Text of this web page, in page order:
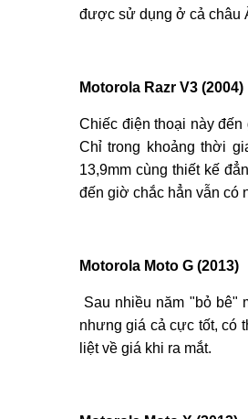
được sử dụng ở cả châu
Motorola Razr V3 (2004)
Chiếc điện thoại này
Chỉ trong khoảng thời
13,9mm cùng thiết kế
đến giờ chắc hẳn vẫn có
Motorola Moto G (2013)
Sau nhiều năm "bỏ bê"
nhưng giá cả cực tốt, có
liệt về giá khi ra mắt.